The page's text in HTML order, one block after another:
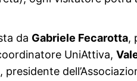
da Gabriele Fecarotta,
UniAttiva,
, presidente